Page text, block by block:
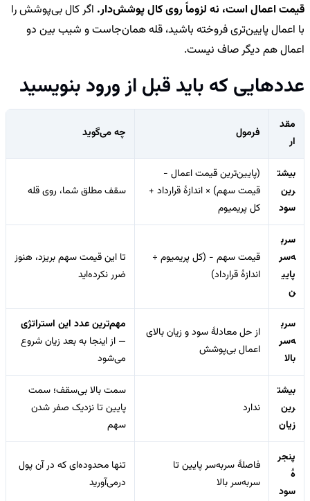
قیمت اعمال است، نه لزوماً روی کال پوشش‌دار. اگر کال بی‌پوشش را
با اعمال پایین‌تری فروخته باشید، قله همان‌جاست و شیب بین دو
اعمال هم دیگر صاف نیست.
عددهایی که باید قبل از ورود بنویسید
مقد
ار
فرمول چه می‌گوید
بیشت
رین
سود
(پایین‌ترین قیمت اعمال −
قیمت سهم) × اندازهٔ قرارداد +
کل پریمیوم
سقف مطلق شما، روی قله
سرب
ه‌سر
پایی
ن
قیمت سهم − (کل پریمیوم ÷
اندازهٔ قرارداد)
تا این قیمت سهم بریزد، هنوز
ضرر نکرده‌اید
سرب
ه‌سر
بالا
از حل معادلهٔ سود و زیان بالای
اعمال بی‌پوشش
مهم‌ترین عدد این استراتژی
— از اینجا به بعد زیان شروع
می‌شود
بیشت
رین
زیان
ندارد
سمت بالا بی‌سقف؛ سمت
پایین تا نزدیک صفر شدن
سهم
پنجر
هٔ
سود
فاصلهٔ سربه‌سر پایین تا
سربه‌سر بالا
تنها محدوده‌ای که در آن پول
درمی‌آورید